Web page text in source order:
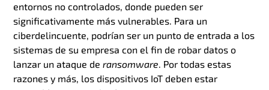
entornos no controlados, donde pueden ser
significativamente más vulnerables. Para un
ciberdelincuente, podrían ser un punto de entrada a los
sistemas de su empresa con el fin de robar datos o
lanzar un ataque deransomware. Por todas estas
razones y más, los dispositivos IoT deben estar